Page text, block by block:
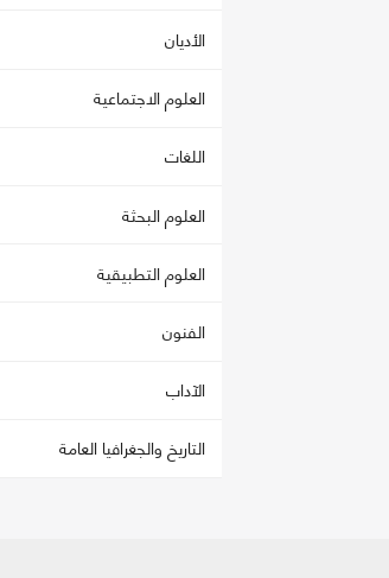
الأديان
العلوم الاجتماعية
اللغات
العلوم البحثة
العلوم التطبيقية
الفنون
الآداب
التاريخ والجغرافيا العامة